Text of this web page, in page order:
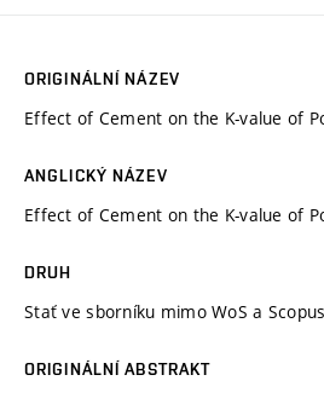
ORIGINÁLNÍ NÁZEV
Effect of Cement on the K-value of
ANGLICKÝ NÁZEV
Effect of Cement on the K-value of
DRUH
Stať ve sborníku mimo WoS a Scopus
ORIGINÁLNÍ ABSTRAKT